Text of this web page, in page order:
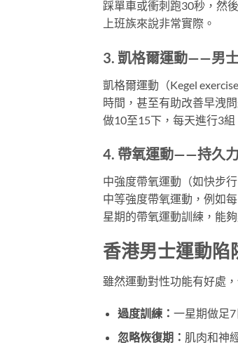
踩單車或衝刺跑30秒，然
上班族來說非常實際。
3. 凱格爾運動——男
凱格爾運動（Kegel
時間，甚至有助改善早洩
做10至15下，每天進行3
4. 帶氧運動——持久
中強度帶氧運動（如快步
中等強度帶氧運動，例如
星期的帶氧運動訓練，能
香港男士運動陷
雖然運動對性功能有好處
過度訓練： 一星期做足
忽略恢復期： 肌肉和神